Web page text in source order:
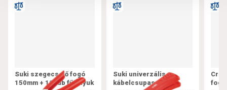
Suki szegecselő fogó
150mm + 100db fűzőlyuk
Suki univerzális
kábelcsupaszító